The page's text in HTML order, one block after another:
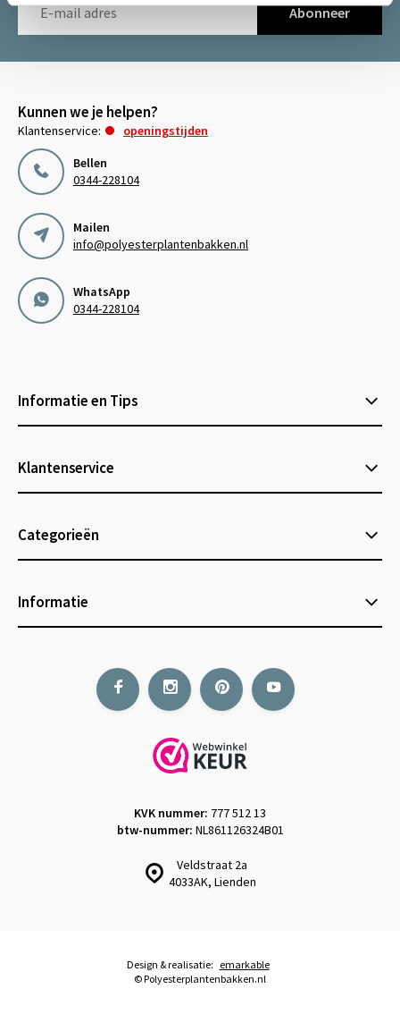
Abonneer
Kunnen we je helpen?
Klantenservice:
openingstijden
Bellen
0344-228104
Mailen
info@polyesterplantenbakken.nl
WhatsApp
0344-228104
Informatie en Tips
Klantenservice
Categorieën
Informatie
Veldstraat 2a
4033AK, Lienden
KVK nummer: 777 512 13
btw-nummer: NL861126324B01
© Polyesterplantenbakken.nl
Design & realisatie: emarkable